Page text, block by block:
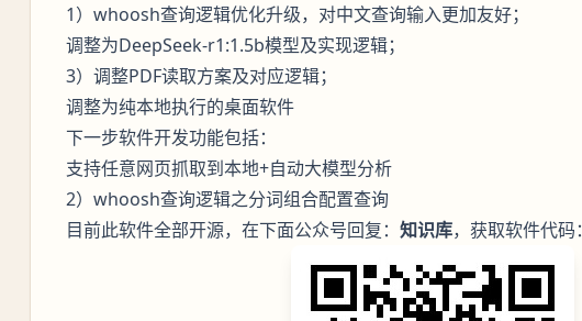
1）whoosh查询逻辑优化升级，对中文查询输入更加友好；
调整为DeepSeek-r1:1.5b模型及实现逻辑；
3）调整PDF读取方案及对应逻辑；
调整为纯本地执行的桌面软件
下一步软件开发功能包括：
支持任意网页抓取到本地+自动大模型分析
2）whoosh查询逻辑之分词组合配置查询
目前此软件全部开源，在下面公众号回复： 知识库，获取软件代码：